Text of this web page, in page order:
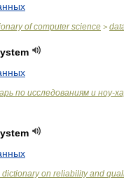
of computer science >
по исследованиям и ноу-
on reliability and